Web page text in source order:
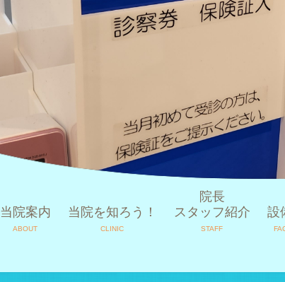
当院案内
ABOUT
当院を知ろう！
CLINIC
院長
スタッフ紹介
STAFF
設